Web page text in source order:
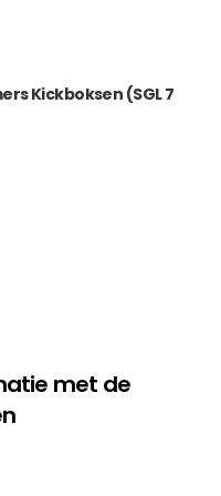
Kickboksen (SGL 7
met de